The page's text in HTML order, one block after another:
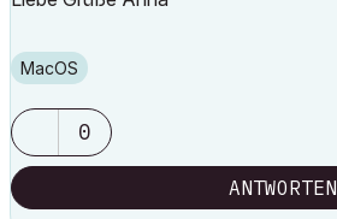
macOS
0
ANTWORTEN